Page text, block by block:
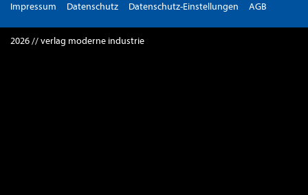
Impressum Datenschutz Datenschutz-Einstellungen AGB
2026 // verlag moderne industrie